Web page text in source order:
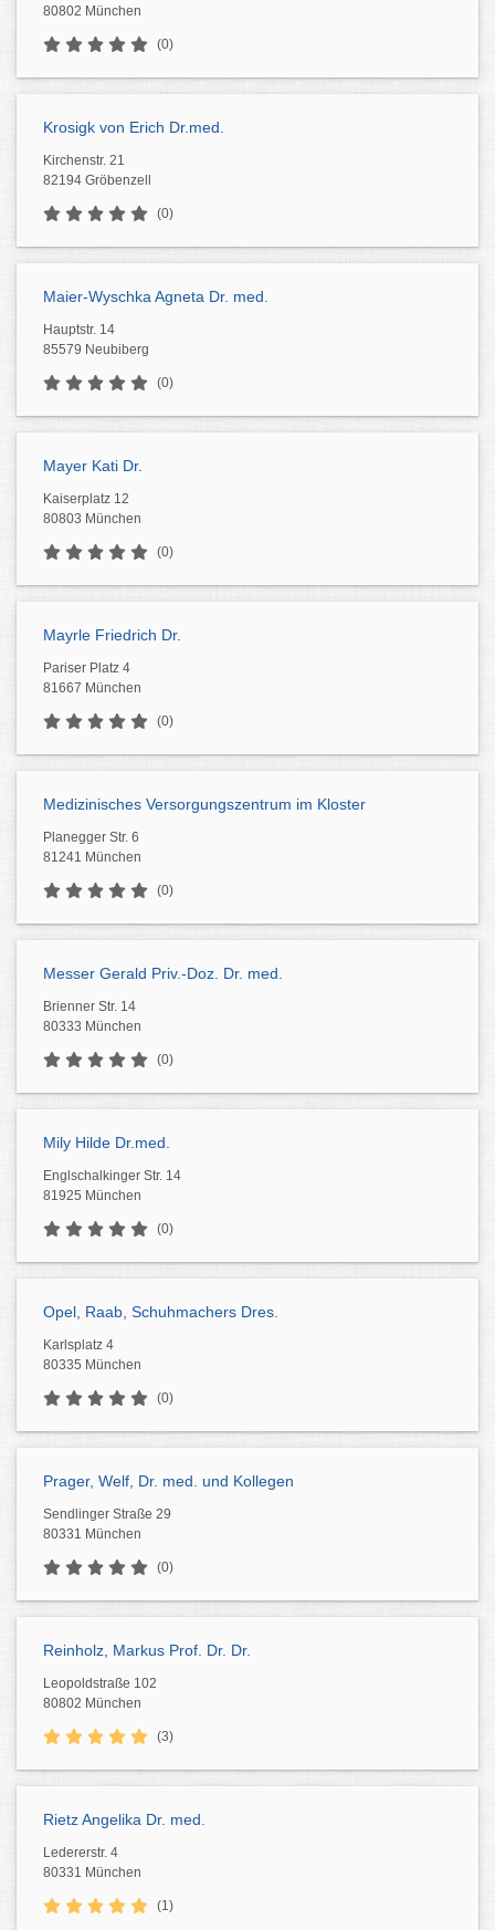
80802 München
(0)
Krosigk von Erich Dr.med.
Kirchenstr. 21
82194 Gröbenzell
(0)
Maier-Wyschka Agneta Dr. med.
Hauptstr. 14
85579 Neubiberg
(0)
Mayer Kati Dr.
Kaiserplatz 12
80803 München
(0)
Mayrle Friedrich Dr.
Pariser Platz 4
81667 München
(0)
Medizinisches Versorgungszentrum im Kloster
Planegger Str. 6
81241 München
(0)
Messer Gerald Priv.-Doz. Dr. med.
Brienner Str. 14
80333 München
(0)
Mily Hilde Dr.med.
Englschalkinger Str. 14
81925 München
(0)
Opel, Raab, Schuhmachers Dres.
Karlsplatz 4
80335 München
(0)
Prager, Welf, Dr. med. und Kollegen
Sendlinger Straße 29
80331 München
(0)
Reinholz, Markus Prof. Dr. Dr.
Leopoldstraße 102
80802 München
(3)
Rietz Angelika Dr. med.
Ledererstr. 4
80331 München
(1)